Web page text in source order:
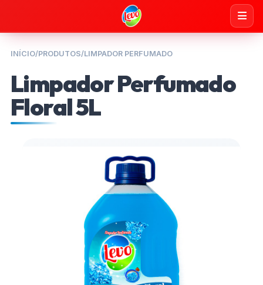
INÍCIO/PRODUTOS/LIMPADOR PERFUMADO
Limpador Perfumado
Floral 5L